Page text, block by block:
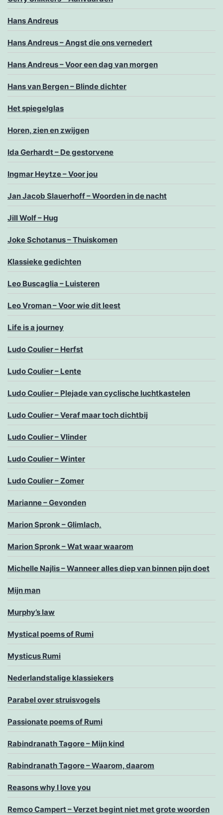
Hans Andreus
Hans Andreus – Angst die ons vernedert
Hans Andreus – Voor een dag van morgen
Hans van Bergen – Blinde dichter
Het spiegelglas
Horen, zien en zwijgen
Ida Gerhardt – De gestorvene
Ingmar Heytze – Voor jou
Jan Jacob Slauerhoff – Woorden in de nacht
Jill Wolf – Hug
Joke Schotanus – Thuiskomen
Klassieke gedichten
Leo Buscaglia – Luisteren
Leo Vroman – Voor wie dit leest
Life is a journey
Ludo Coulier – Herfst
Ludo Coulier – Lente
Ludo Coulier – Plejade van cyclische luchtkastelen
Ludo Coulier – Veraf maar toch dichtbij
Ludo Coulier – Vlinder
Ludo Coulier – Winter
Ludo Coulier – Zomer
Marianne – Gevonden
Marion Spronk – Glimlach,
Marion Spronk – Wat waar waarom
Michelle Najlis – Wanneer alles diep van binnen pijn doet
Mijn man
Murphy’s law
Mystical poems of Rumi
Mysticus Rumi
Nederlandstalige klassiekers
Parabel over struisvogels
Passionate poems of Rumi
Rabindranath Tagore – Mijn kind
Rabindranath Tagore – Waarom, daarom
Reasons why I love you
Remco Campert – Verzet begint niet met grote woorden